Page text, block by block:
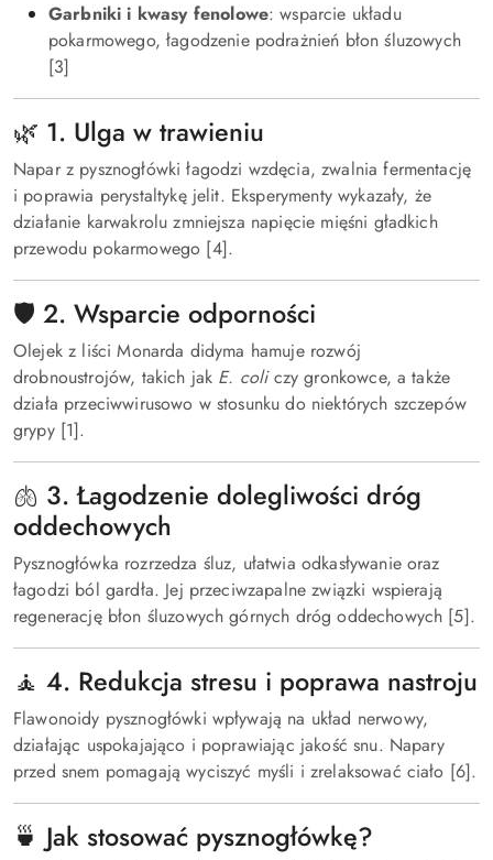
Garbniki i kwasy fenolowe: wsparcie układu
pokarmowego, łagodzenie podrażnień błon śluzowych
[3]
🌿 1. Ulga w trawieniu
Napar z pysznogłówki łagodzi wzdęcia, zwalnia fermentację
i poprawia perystaltykę jelit. Eksperymenty wykazały, że
działanie karwakrolu zmniejsza napięcie mięśni gładkich
przewodu pokarmowego [4].
🛡️ 2. Wsparcie odporności
Olejek z liści Monarda didyma hamuje rozwój
drobnoustrojów, takich jak E. coliczy gronkowce, a także
działa przeciwwirusowo w stosunku do niektórych szczepów
grypy [1].
🫁 3. Łagodzenie dolegliwości dróg
oddechowych
Pysznogłówka rozrzedza śluz, ułatwia odkasływanie oraz
łagodzi ból gardła. Jej przeciwzapalne związki wspierają
regenerację błon śluzowych górnych dróg oddechowych [5].
🧘 4. Redukcja stresu i poprawa nastroju
Flawonoidy pysznogłówki wpływają na układ nerwowy,
działając uspokajająco i poprawiając jakość snu. Napary
przed snem pomagają wyciszyć myśli i zrelaksować ciało [6].
🍵 Jak stosować pysznogłówkę?